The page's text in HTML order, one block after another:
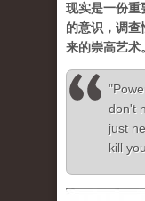
现实是一份重
的意识，调查
来的崇高艺术。
don't
just
kill